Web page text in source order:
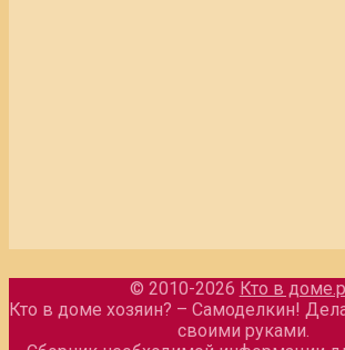
© 2010-2026 Кто в
Кто в доме хозяин? – Самоделкин!
своими руками.